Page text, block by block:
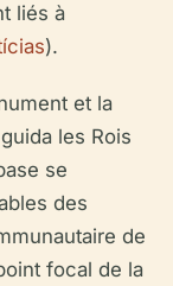
liés à
).
et la
les Rois
se
des
de
focal de la